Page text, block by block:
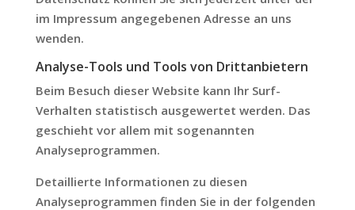
im Impressum angegebenen Adresse an uns
wenden.
Analyse-Tools und Tools von Dritt­anbietern
Beim Besuch dieser Website kann Ihr Surf-
Verhalten statistisch ausgewertet werden. Das
geschieht vor allem mit sogenannten
Analyseprogrammen.
Detaillierte Informationen zu diesen
Analyseprogrammen finden Sie in der folgenden